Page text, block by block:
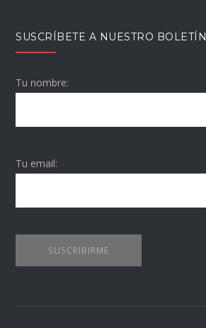
SUSCRÍBETE A NUESTRO BOLETÍN
Tu nombre:
Tu email: